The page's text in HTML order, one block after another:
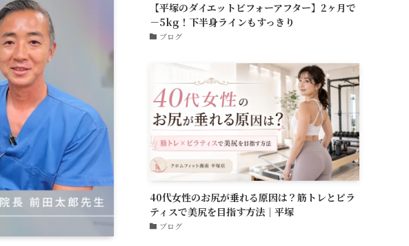
【平塚のダイエットビフォーアフター】2ヶ月で
－5kg！下半身ラインもすっきり
ブログ
40代女性のお尻が垂れる原因は？筋トレとピラ
ティスで美尻を目指す方法｜平塚
ブログ